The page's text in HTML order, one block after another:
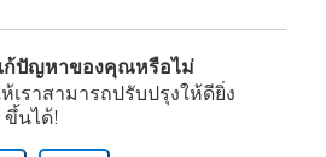
ก้ปัญหาของคุณหรือไม่
เราสามารถปรับปรุงให้ดียิ่ง
ขึ้นได้!